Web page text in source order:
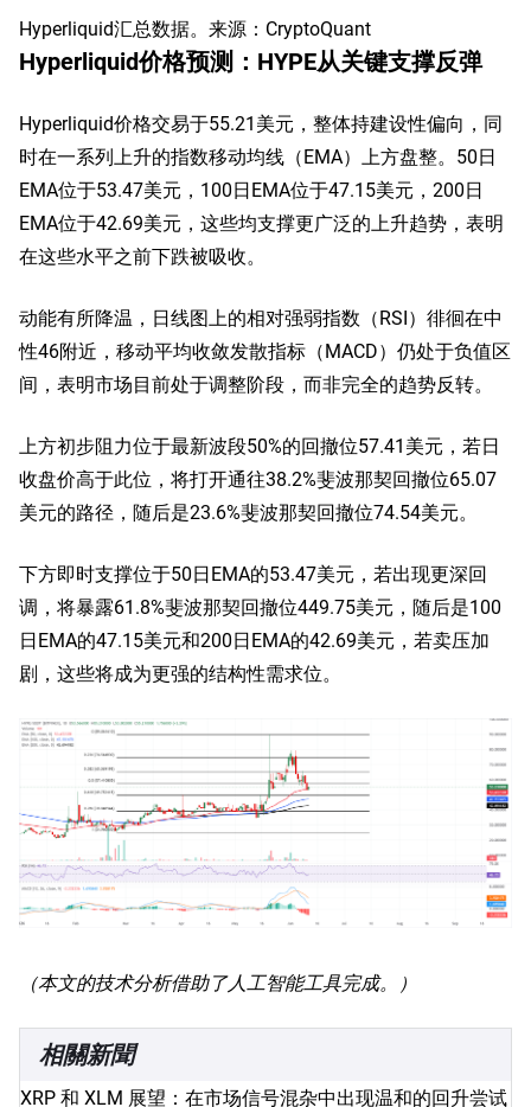
Hyperliquid汇总数据。来源：CryptoQuant
Hyperliquid价格预测：HYPE从关键支撑反弹
Hyperliquid价格交易于55.21美元，整体持建设性偏向，同
时在一系列上升的指数移动均线（EMA）上方盘整。50日
EMA位于53.47美元，100日EMA位于47.15美元，200日
EMA位于42.69美元，这些均支撑更广泛的上升趋势，表明
在这些水平之前下跌被吸收。
动能有所降温，日线图上的相对强弱指数（RSI）徘徊在中
性46附近，移动平均收敛发散指标（MACD）仍处于负值区
间，表明市场目前处于调整阶段，而非完全的趋势反转。
上方初步阻力位于最新波段50%的回撤位57.41美元，若日
收盘价高于此位，将打开通往38.2%斐波那契回撤位65.07
美元的路径，随后是23.6%斐波那契回撤位74.54美元。
下方即时支撑位于50日EMA的53.47美元，若出现更深回
调，将暴露61.8%斐波那契回撤位449.75美元，随后是100
日EMA的47.15美元和200日EMA的42.69美元，若卖压加
剧，这些将成为更强的结构性需求位。
（本文的技术分析借助了人工智能工具完成。）
相關新聞
XRP 和 XLM 展望：在市场信号混杂中出现温和的回升尝试